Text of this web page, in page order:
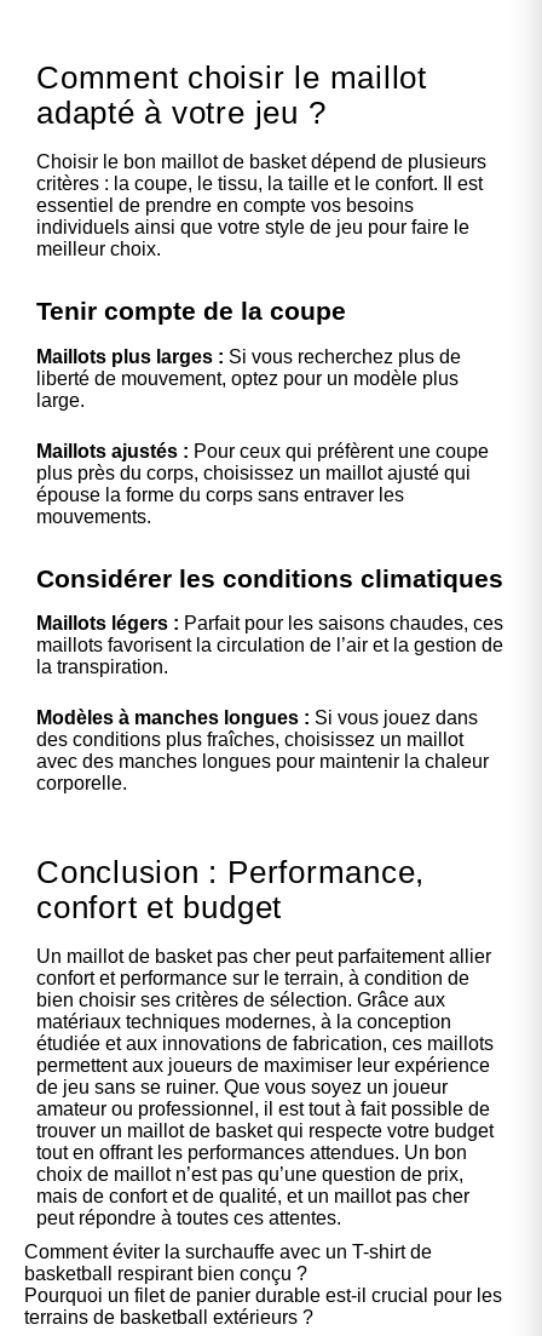
Comment choisir le maillot
adapté à votre jeu ?
Choisir le bon maillot de basket dépend de plusieurs
critères : la coupe, le tissu, la taille et le confort. Il est
essentiel de prendre en compte vos besoins
individuels ainsi que votre style de jeu pour faire le
meilleur choix.
Tenir compte de la coupe
Maillots plus larges : Si vous recherchez plus de
liberté de mouvement, optez pour un modèle plus
large.
Maillots ajustés : Pour ceux qui préfèrent une coupe
plus près du corps, choisissez un maillot ajusté qui
épouse la forme du corps sans entraver les
mouvements.
Considérer les conditions climatiques
Maillots légers : Parfait pour les saisons chaudes, ces
maillots favorisent la circulation de l’air et la gestion de
la transpiration.
Modèles à manches longues : Si vous jouez dans
des conditions plus fraîches, choisissez un maillot
avec des manches longues pour maintenir la chaleur
corporelle.
Conclusion : Performance,
confort et budget
Un maillot de basket pas cher peut parfaitement allier
confort et performance sur le terrain, à condition de
bien choisir ses critères de sélection. Grâce aux
matériaux techniques modernes, à la conception
étudiée et aux innovations de fabrication, ces maillots
permettent aux joueurs de maximiser leur expérience
de jeu sans se ruiner. Que vous soyez un joueur
amateur ou professionnel, il est tout à fait possible de
trouver un maillot de basket qui respecte votre budget
tout en offrant les performances attendues. Un bon
choix de maillot n’est pas qu’une question de prix,
mais de confort et de qualité, et un maillot pas cher
peut répondre à toutes ces attentes.
Comment éviter la surchauffe avec un T-shirt de
basketball respirant bien conçu ?
Pourquoi un filet de panier durable est-il crucial pour les
terrains de basketball extérieurs ?